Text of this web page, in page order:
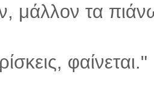
μάλλον τα
φαίνεται."